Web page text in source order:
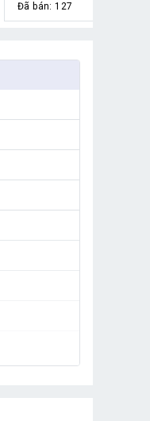
Đã bán: 76